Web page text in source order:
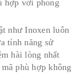
hợp với phong
như Inoxen luôn
tính năng sử
hài lòng nhất
phù hợp không